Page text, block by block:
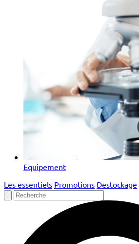
Equipement
Les essentiels Promotions Destockage